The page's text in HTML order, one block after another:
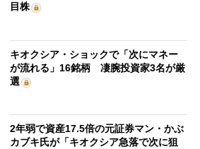
目株
キオクシア・ショックで「次にマネー
が流れる」16銘柄 凄腕投資家3名が厳
選
2年弱で資産17.5倍の元証券マン・かぶ
カブキ氏が「キオクシア急落で次に狙